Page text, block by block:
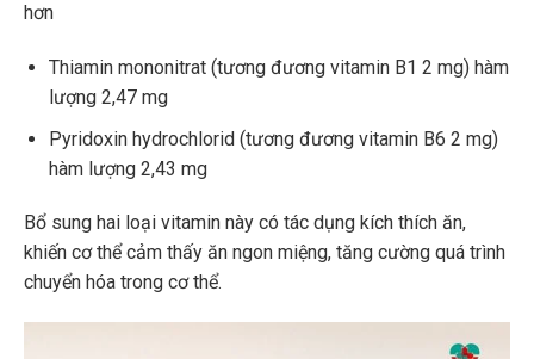
hơn
Thiamin mononitrat (tương đương vitamin B1 2 mg) hàm
lượng 2,47 mg
Pyridoxin hydrochlorid (tương đương vitamin B6 2 mg)
hàm lượng 2,43 mg
Bổ sung hai loại vitamin này có tác dụng kích thích ăn,
khiến cơ thể cảm thấy ăn ngon miệng, tăng cường quá trình
chuyển hóa trong cơ thể.